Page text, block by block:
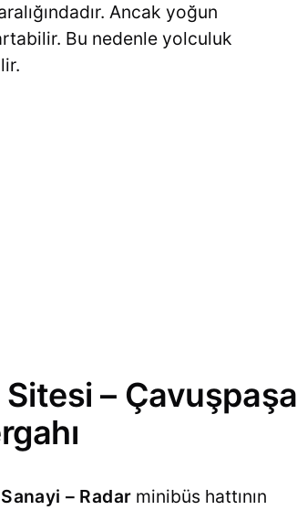
Ancak yoğun
Bu nedenle yolculuk
– Çavuşpaşa
– Radar minibüs hattının